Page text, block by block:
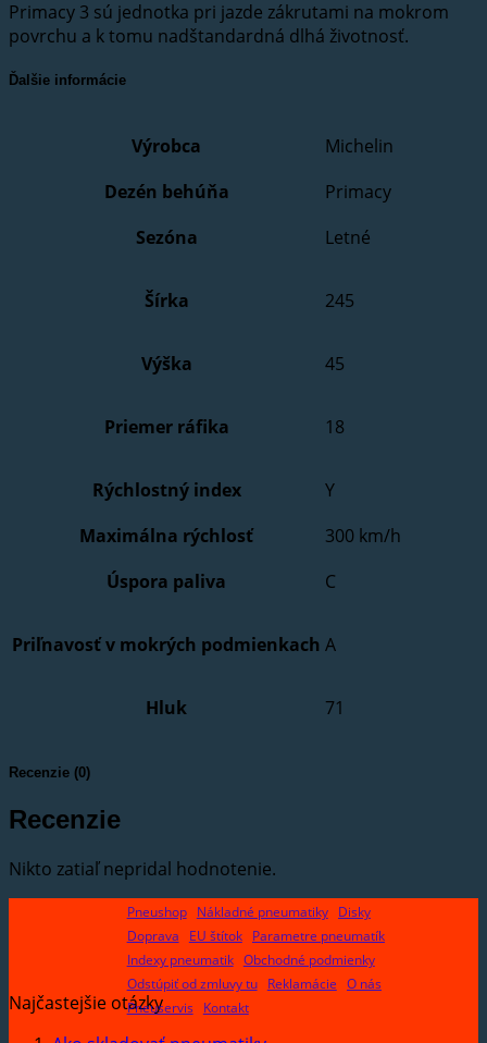
Primacy 3 sú jednotka pri jazde zákrutami na mokrom
povrchu a k tomu nadštandardná dlhá životnosť.
Ďalšie informácie
Výrobca
Michelin
Dezén behúňa
Primacy
Sezóna
Letné
Šírka 245
Výška 45
Priemer ráfika 18
Rýchlostný index
Y
Maximálna rýchlosť
300 km/h
Úspora paliva
C
Priľnavosť v mokrých podmienkach A
Hluk 71
Recenzie (0)
Recenzie
Nikto zatiaľ nepridal hodnotenie.
Pneushop Nákladné pneumatiky
Disky
Doprava
EU štítok
Parametre pneumatík
Indexy pneumatik Obchodné podmienky
Odstúpiť od zmluvy tu
Reklamácie O nás
Pneuservis
Kontakt
Najčastejšie otázky